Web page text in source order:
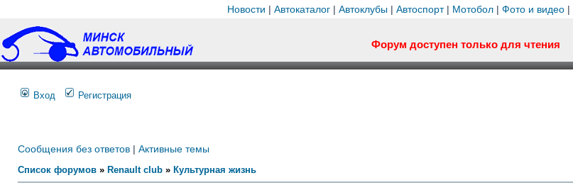
Новости | Автокаталог| Автоклубы| Автоспорт| Мотобол| Фото и видео|
Форум доступен только для чтения
Вход Регистрация
Сообщения без ответов | Активные темы
Список форумов » Renault club » Культурная жизнь